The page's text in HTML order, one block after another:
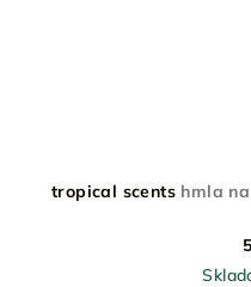
tropical scents hmla